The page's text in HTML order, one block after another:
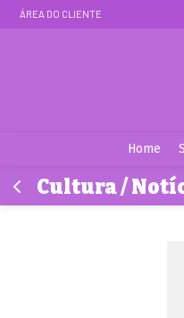
ÁREA DO CLIENTE
Home
Cultura /